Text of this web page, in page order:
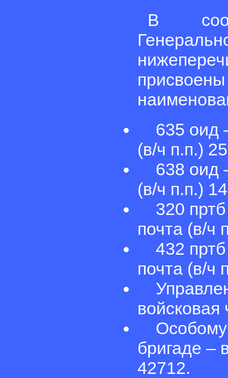
В
635 оид
(в/ч п.п.)
638 оид
(в/ч п.п.)
320 пртб
почта (в/ч
432 пртб
почта (в/ч
войсковая
Особому
бригаде –
42712.